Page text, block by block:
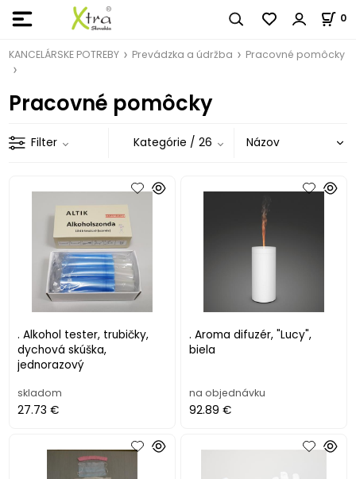
0
KANCELÁRSKE POTREBY Prevádzka a údržba Pracovné pomôcky
Pracovné pomôcky
Filter Kategórie / 26
. Alkohol tester, trubičky,
dychová skúška,
jednorazový
skladom
27.73 €
. Aroma difuzér, "Lucy",
biela
na objednávku
92.89 €